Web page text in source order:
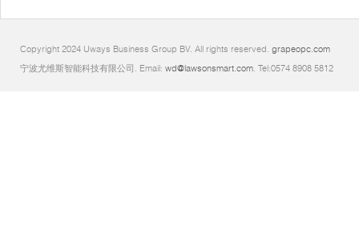
Copyright 2024 Uways Business Group BV. All rights reserved. grapeopc.com
宁波尤维斯智能科技有限公司. Email: wd@lawsonsmart.com. Tel:0574 8908 5812